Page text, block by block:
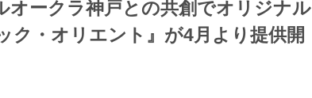
オークラ神戸との共創でオリジナル
・オリエント』が4月より提供開